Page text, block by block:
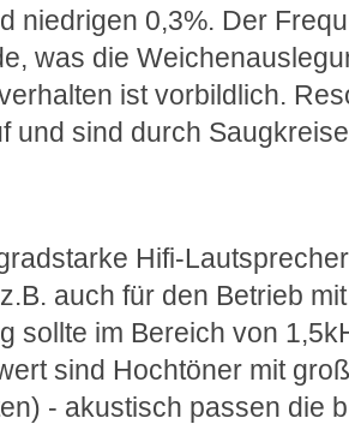
niedrigen 0,3%. Der
was die
ist vorbildlich.
und sind durch
Hifi-
auch für den Betrieb
sollte im Bereich von
sind Hochtöner mit
- akustisch passen die